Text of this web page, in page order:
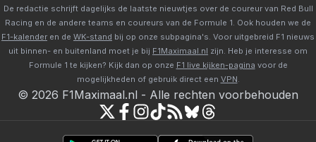
De redactie schrijft dagelijks de laatste nieuwtjes over de coureur van Red Bull
Racing en de andere teams en coureurs van de Formule 1. Ook houden we de
F1-kalender en de WK-stand bij op onze subpagina's. Voor uitgebreid F1 nieuws
uit binnen- en buitenland moet je bij F1Maximaal.nl zijn. Heb je interesse om
Formule 1 te kijken? Kijk dan op onze F1 live kijken-pagina voor de
mogelijkheden of gebruik direct een VPN
© 2026 F1Maximaal.nl - Alle rechten voorbehouden